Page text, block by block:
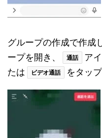
グループの作成で作成
ープを開き、
通話 ア
たは
ビデオ通話 をタッ